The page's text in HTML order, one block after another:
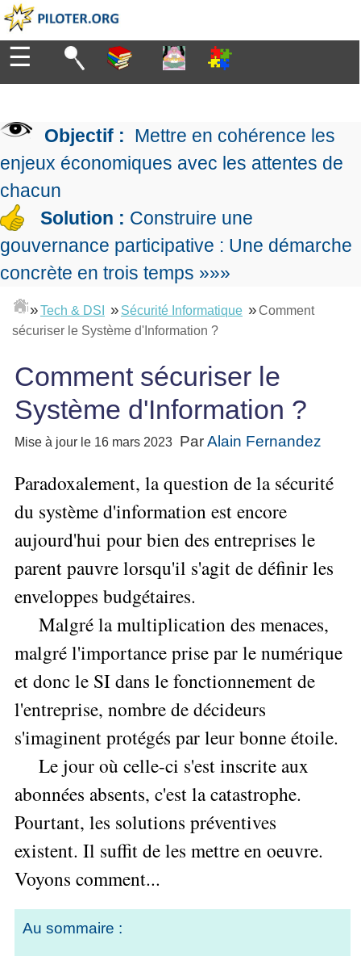
Diriger
de
l'entreprise
Management
Démocratique
de
la
Principes
gouvernance
La
des
Le
de
▶
les
Diriger
Innover
équipe
L'Innovation
la
Performance
Managériale
La
Méthode
SOCRIDE
▶
les
Innover
Décider
Organiser
production
L'Excellence
Lean
expliqué
La
Six
Sigma
Le
Management
Qualité
outils
la
Qualité
Supply
Chain
les
articles
Organiser
»»»
Gérer
La
Gouvernance
du
SI
technologies
du
SI
Manager
▶
Manager
les
projets
Les
du
de
Les
Méthodes
projet
Construire
Gestion
des
risques
Tous
articles
Projet
»»»
L'Efficacité
du
Manager
mieux
gérer
son
temps ?
Comment
un
manager
stratège ?
Comment
bon
Progresser
la
performance
Le
Tableau
bord
Entreprise
La
Méthode
Gimsi
Tableau
Bord
avec
▶
Tous
les
articles
Mesurer
»»»
Analyser
les
données
Le
Big
Formation
BI
Outils
décisionnels
les
Entreprendre
De
Salarié→Entrepreneur
pour
se
lancer
Outils
Entrepreneur
son
Entreprise
métier
de
consultant
freelance
Secrets
d'Entrepreneur
Tous
articles
Entreprendre
»»»
Se
former
Guide
de
l'Autoformation
Méthode
Les
7
Qualités
pour
réussir
Comment
s'auto-
évaluer ?
Tous
les
articles
Former
Seul
»»»
Formation
Gratuite
Management
tableau
bord
et
BI
Tous
les
articles
★
☰
Objectif : Mettre en cohérence les
enjeux économiques avec les attentes de
chacun
Solution : Construire une
gouvernance participative : Une démarche
concrète en trois temps »»»
»Tech & DSI » Sécurité Informatique »Comment
sécuriser le Système d'Information ?
Comment sécuriser le
Système d'Information ?
Mise à jour le 16 mars 2023 ParAlain Fernandez
Paradoxalement, la question de la sécurité
du système d'information est encore
aujourd'hui pour bien des entreprises le
parent pauvre lorsqu'il s'agit de définir les
enveloppes budgétaires.
Malgré la multiplication des menaces,
malgré l'importance prise par le numérique
et donc le SI dans le fonctionnement de
l'entreprise, nombre de décideurs
s'imaginent protégés par leur bonne étoile.
Le jour où celle-ci s'est inscrite aux
abonnées absents, c'est la catastrophe.
Pourtant, les solutions préventives
existent. Il suffit de les mettre en oeuvre.
Voyons comment...
Au sommaire :